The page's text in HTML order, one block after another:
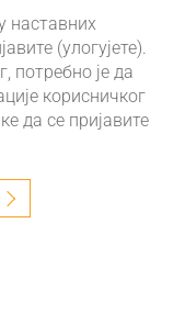
наставних
(улогујете).
потребно је да
корисничког
да се пријавите